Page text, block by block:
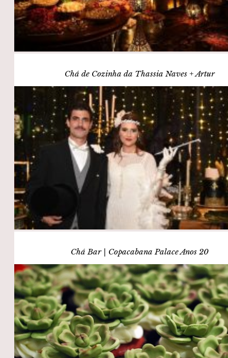
Chá de Cozinha da Thassia Naves + Artur
Chá Bar | Copacabana Palace Anos 20